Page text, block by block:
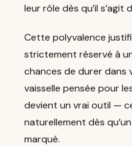
leur rôle dès qu’il s’agit
Cette polyvalence
strictement réservé à
chances de durer dans
vaisselle pensée pour
devient un vrai outil —
naturellement dès
marqué.